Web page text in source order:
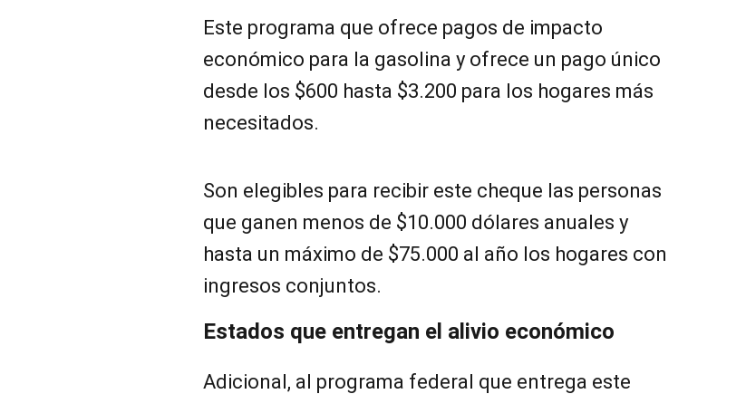
Este programa que ofrece pagos de impacto
económico para la gasolina y ofrece un pago único
desde los $600 hasta $3.200 para los hogares más
necesitados.
Son elegibles para recibir este cheque las personas
que ganen menos de $10.000 dólares anuales y
hasta un máximo de $75.000 al año los hogares con
ingresos conjuntos.
Estados que entregan el alivio económico
Adicional, al programa federal que entrega este